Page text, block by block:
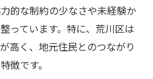
的な制約の少なさや未経験か
っています。特に、荒川区は
高く、地元住民とのつながり
徴です。